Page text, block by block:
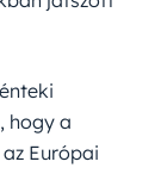
hogy a
Európai